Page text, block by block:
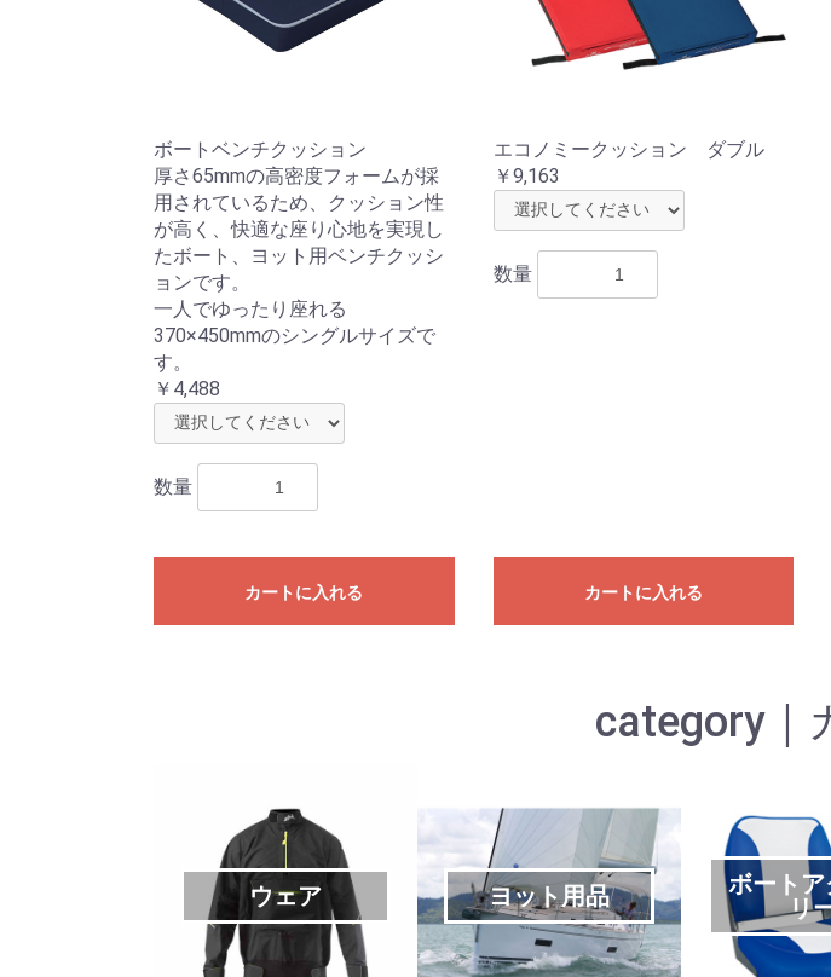
ボートベンチクッション
厚さ65mmの高密度フォームが採
用されているため、クッション性
が高く、快適な座り心地を実現し
たボート、ヨット用ベンチクッシ
ョンです。
一人でゆったり座れる
370×450mmのシングルサイズで
す。
￥4,488
数量
カートに入れる
エコノミークッション ダブル
￥9,163
数量
カートに入れる
category｜
ウェア ヨット用品
ボート
リ